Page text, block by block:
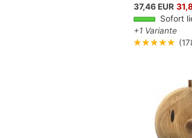
37,46 EUR
Sofort
+1 Variante
★★★★★